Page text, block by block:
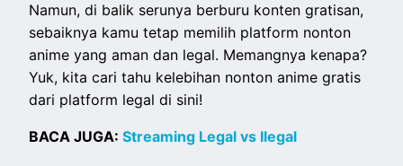
Namun, di balik serunya berburu konten gratisan,
sebaiknya kamu tetap memilih platform nonton
anime yang aman dan legal. Memangnya kenapa?
Yuk, kita cari tahu kelebihan nonton anime gratis
dari platform legal di sini!
BACA JUGA:Streaming Legal vs Ilegal